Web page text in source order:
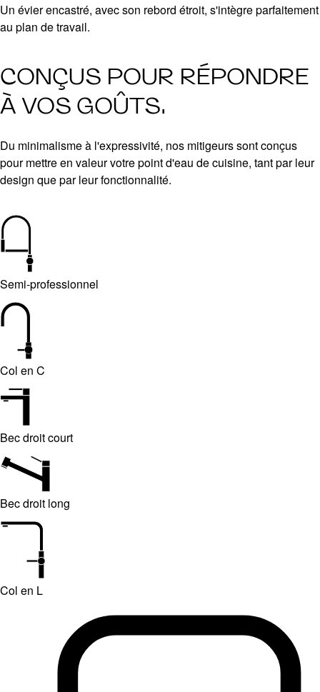
Un évier encastré, avec son rebord étroit, s'intègre parfaitement
au plan de travail.
CONÇUS POUR RÉPONDRE
À VOS GOÛTS.
Du minimalisme à l'expressivité, nos mitigeurs sont conçus
pour mettre en valeur votre point d'eau de cuisine, tant par leur
design que par leur fonctionnalité.
Semi-professionnel
Col en C
Bec droit court
Bec droit long
Col en L